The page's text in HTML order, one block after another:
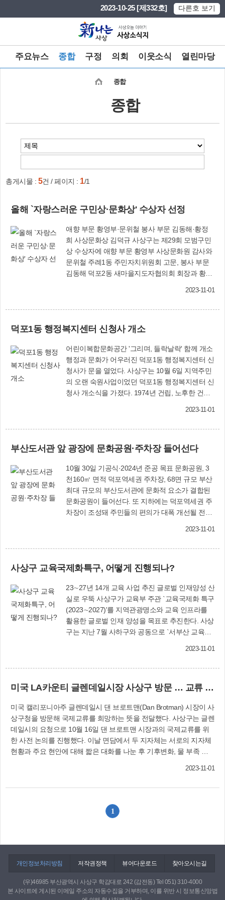
2023-10-25 [제332호] 다른호 보기
주요뉴스 종합 구정 의회 이웃소식 열린마당
종합
종합
총게시물 : 5건 / 페이지 : 1/1
올해 `자랑스러운 구민상·문화상' 수상자 선정
애향 부문 황영부·문위철 봉사 부문 김동해·황정
희 사상문화상 김덕규 사상구는 제29회 모범구민
상 수상자에 애향 부문 황영부 사상문화원 감사와
문위철 주례1동 주민자치위원회 고문, 봉사 부문
김동해 덕포2동 새마을지도자협의회 회장과 황정
모범구민상 / 애향 부문 황영부 사상문화원 감사
(사)한국지역사회연구소 초대 사무국장을 시작으
로 11년간 사상문화원 이사와 향토사 연구위원으
로 활동하며 남다른 봉사 정신과 애향심으로 사상
구 발전을 위해 평생을 노력했다. 특히 진선회 회
장을 맡아 지역의 문화유적인 강선대를 보존하는
일에 앞장섰으며 당산제를 지내며 300여 년 간 전
심체 역할을 하고 있다. 모범구민상 / 애향 부문 문
례1동 주민자치위원회 고문은 온골마을에서 태어
회원으로 활동하며 남다른 애향심으로 마을을 위
해 봉사하고 있다. 특히 명맥이 끊어질 위기에 처
한 마을 당산제를 범남회에서 주관하는데 큰 역할
을 하는 등 지역사랑을 아낌없이 실천하고 있다.
또한 2016년∼2018년까지 주민자치위원장을 역
임하며 지역을 위해 봉사해 왔으며 주민 소통과 화
해 덕포2동 새마을지도자협의회 회장 김동해(64)
7월부터 16년간 투철한 사명감으로 어려운 이웃
명절 맞이 이웃 돌봄 등 소외이웃을 위한 봉사뿐
아니라 수십 년간 모범운전자회 사상지부 교통봉
사회에서 `교통사고 없는 안전도시 사상'을 만들기
위해 앞장섰다. 또한 배우자와 자녀 또한 지역을
위해 봉사하며 숨은 봉사자로 활동하고 있다. 모범
체 위원장은 평소 남다른 봉사 정신과 사명감으로
지역을 위해 봉사해 왔다. 특히 2015년부터 6년간
학장동새마을 부녀회장을 역임하면서 사랑의 김
장 김치, 영양 가득 밑반찬 나눔, 토요 행복국수 나
눔 등을 활발히 추진했다. 또 학장동민 체육대회,
고향의 강 문화축제 등이 성황리에 개최되는데에
기여했으며 현재는 지역사회보장협의체 회장으로
서 취약계층 지원에 앞장서고 있다. 사상문화상 김
상 김덕규(86) 동산(東山) 김형기선생기념사업회
사, 연구, 수집 등에 길라잡이 역할을 해왔다. 특히
30년에 걸쳐 사상구 출신 독립운동가 동산 김형기
2023-11-01
덕포1동 행정복지센터 신청사 개소
어린이복합문화공간 '그리며, 들락날락' 함께 개소
행정과 문화가 어우러진 덕포1동 행정복지센터 신
청사가 문을 열었다. 사상구는 10월 6일 지역주민
의 오랜 숙원사업이었던 덕포1동 행정복지센터 신
청사 개소식을 가졌다. 1974년 건립, 노후한 건물
▲1층 북카페, 공유주방 ▲2층 행정복지센터, 복지
어린이복합문화공간 `그리며, 들락날락' ▲5층 다
목적홀, 옥상정원이다. 이날 함께 개소한 `그리며,
들락날락'은 지난해 부산시 어린이복합문화공간
공모사업에 선정, 시비 14억 원, 구비 6억 원 등 총
20억 원을 들여 조성했다. 전국 최초로 주민협의체
가 조성과 운영을 함께 하는 부산 유일의 그리기
(☎310-4116) 그리며, 들락날락(☎310-8594) 그리
∼금 09:00∼18:00 주 말 토요일 09:00∼17:00
화∼금 현장 접수 ※ 단체 접수돟 오전만 가능 토
요일 인터넷(www.sasang.go.kr) 선착순 접수(50
명)
2023-11-01
부산도서관 앞 광장에 문화공원·주차장 들어선다
10월 30일 기공식·2024년 준공 목표 문화공원, 3
천160㎡ 면적 덕포역세권 주차장, 68면 규모 부산
최대 규모의 부산도서관에 문화적 요소가 결합된
문화공원이 들어선다. 또 지하에는 덕포역세권 주
차장이 조성돼 주민들의 편의가 대폭 개선될 전망
원〈조감도〉은 2024년 12월 준공을 목표로 사업
3천160㎡ 면적에 잔디마당, 문화마당, 조형 파고
라 등을 설치해 사상구의 새 문화쉼터로 자리매김
할 예정이다. 덕포역세권 주차장은 문화공원 지하
1층 부지 3천160㎡, 연면적 2천788㎡에 사업비 59
억 원(국시비 등 44억 6천만원, 구비 14억 4천만
원)을 투입해 68면 규모로 짓는다. 2024년 8월 준
기, 전자현악 4중주 공연 등 식전 행사에 이어 경과
로 진행된다. 교통행정과(☎310-4552) 녹지공원과
2023-11-01
사상구 교육국제화특구, 어떻게 진행되나?
23∼27년 14개 교육 사업 추진 글로벌 인재양성 산
실로 우뚝 사상구가 교육부 주관 `교육국제화 특구
(2023∼2027)'를 지역관광명소와 교육 인프라를
활용한 글로벌 인재 양성을 목표로 추진한다. 사상
구는 지난 7월 사하구와 공동으로 `서부산 교육국
역 내 청소년을 대상으로 향후 5년간 총예산 176
국제화 인프라 구축 ▲공교육 강화로 실현하는 교
육국제화 추진 ▲모두가 함께해요, 온누리 서부
산!! 등 3개 분야, 14개 사업을 추진한다. 사상구는
특히 글로벌 리더십 역량 강화를 위해 '사상구 국
제화센터'를 서부산 교육국제화특구의 거점센터
로 활용해 서부산 구민 누구나 이용할 수 있는 영
역 수업 이수 후 지역 관광명소 등에서 관광통역안
램을 기반으로 온오프라인 맞춤형 학습지원을 체
2023-11-01
미국 LA카운티 글렌데일시장 사상구 방문 … 교류 희망 전달
미국 캘리포니아주 글렌데일시 댄 브로트맨(Dan Brotman) 시장이 사
상구청을 방문해 국제교류를 희망하는 뜻을 전달했다. 사상구는 글렌
데일시의 요청으로 10월 16일 댄 브로트맨 시장과의 국제교류를 위
한 사전 논의를 진행했다. 이날 면담에서 두 지자체는 서로의 지자체
현황과 주요 현안에 대해 짧은 대화를 나눈 후 기후변화, 물 부족 등
2023-11-01
1
개인정보처리방침 저작권정책 뷰어다운로드 찾아오시는길
(우)46985 부산광역시 사상구 학감대로 242 (감전동) Tel 051) 310-4000
본 사이트에 게시된 이메일 주소의 자동수집을 거부하며, 이를 위반 시 정보통신망법